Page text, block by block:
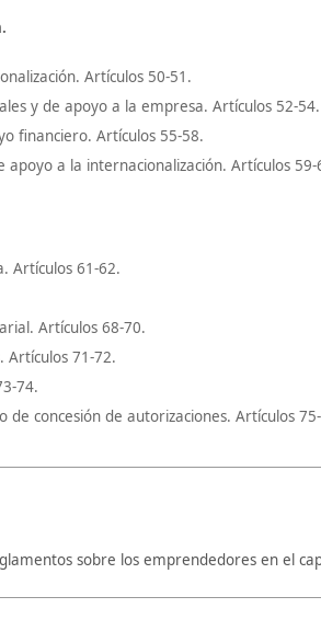
Artículos 50-51.
y de apoyo a la empresa. Artículos 52-54.
financiero. Artículos 55-58.
a la internacionalización. Artículos 59-
Artículos 61-62.
Artículos 68-70.
Artículos 71-72.
74.
concesión de autorizaciones. Artículos
sobre los emprendedores en el